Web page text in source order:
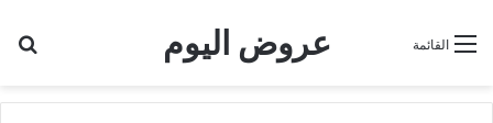
عروض اليوم القائمة